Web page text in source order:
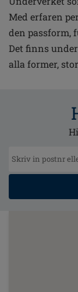
Med erfaren
den passform,
Det finns
alla former,